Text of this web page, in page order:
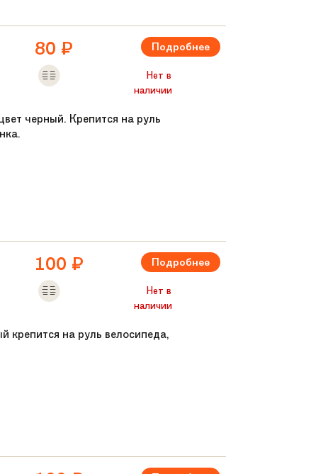
80 ₽ Подробнее
Нет в
наличии
черный. Крепится на руль
100 ₽ Подробнее
Нет в
наличии
крепится на руль велосипеда,